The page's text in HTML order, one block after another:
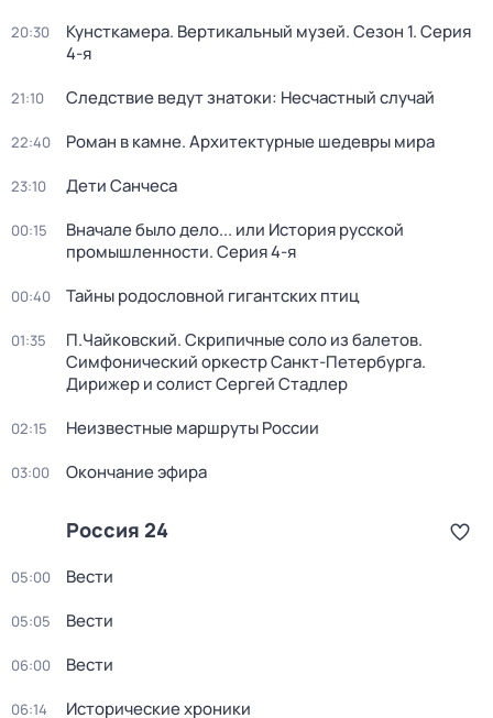
20:30 Кунсткамера. Вертикальный музей. Сезон 1. Серия
4-я
21:10 Следствие ведут знатоки: Несчастный случай
22:40 Роман в камне. Архитектурные шедевры мира
23:10 Дети Санчеса
00:15
Вначале было дело... или История русской
промышленности. Серия 4-я
00:40 Тайны родословной гигантских птиц
01:35
П.Чайковский. Скрипичные соло из балетов.
Симфонический оркестр Санкт-Петербурга.
Дирижер и солист Сергей Стадлер
02:15 Неизвестные маршруты России
03:00 Окончание эфира
Россия 24
05:00 Вести
05:05 Вести
06:00 Вести
06:14 Исторические хроники